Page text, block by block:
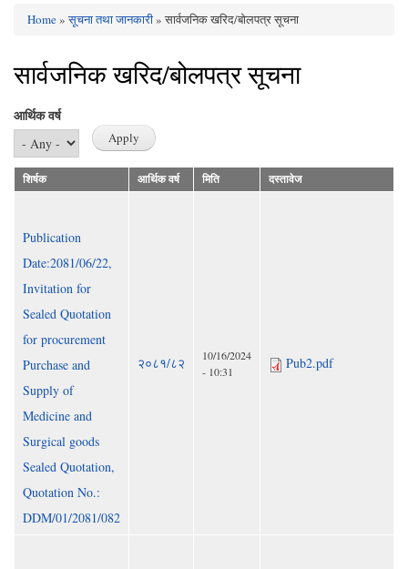
You are here
Home»सूचना तथा जानकारी» सार्वजनिक खरिद/बोलपत्र सूचना
सार्वजनिक खरिद/बोलपत्र सूचना
आर्थिक वर्ष
शिर्षक आर्थिक वर्ष मिति दस्तावेज
Publication
Date:2081/06/22,
Invitation for
Sealed Quotation
for procurement
Purchase and
Supply of
Medicine and
Surgical goods
Sealed Quotation,
Quotation No.:
DDM/01/2081/082
२०८१/८२
10/16/2024
- 10:31
Pub2.pdf